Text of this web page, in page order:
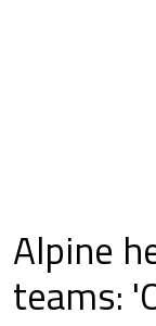
Alpine
teams: